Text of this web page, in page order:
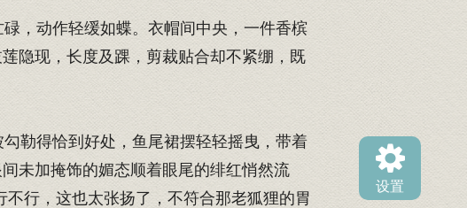
设置
，动作轻缓如蝶。衣帽间中央，一件香槟
隐现，长度及踝，剪裁贴合却不紧绷，既
勒得恰到好处，鱼尾裙摆轻轻摇曳，带着
未加掩饰的媚态顺着眼尾的绯红悄然流
行，这也太张扬了，不符合那老狐狸的胃